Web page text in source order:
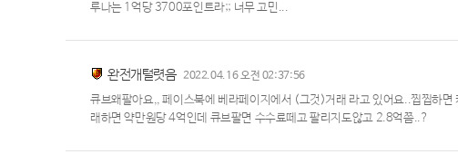
루나는 1억당 3700포인트라;; 너무 고민...
완전개털렷음 2022.04.16 오전 02:37:56
큐브왜팔아요,, 페이스북에 베라페이지에서 (그것)거래 라고 있어요..찝찝하
래하면 약만원당 4억인데 큐브팔면 수수료떼고 팔리지도않고 2.8억쯤..?